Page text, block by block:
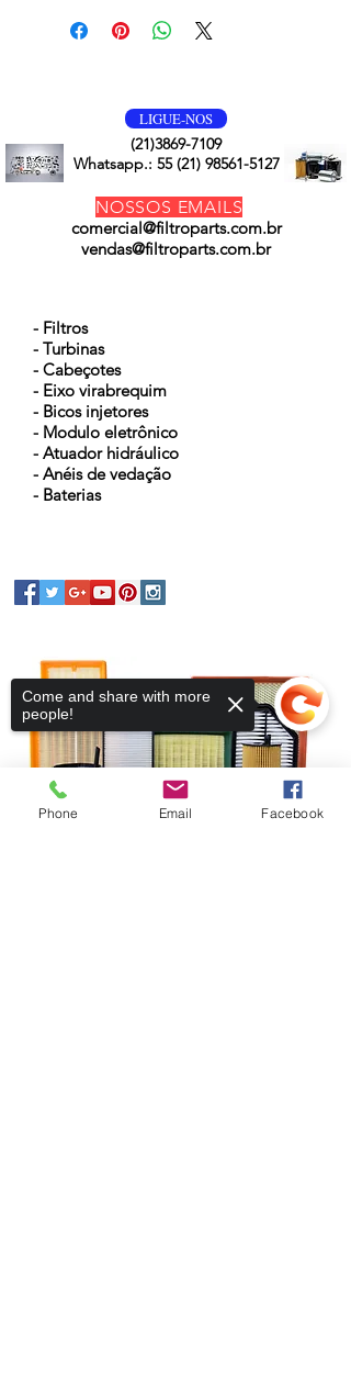
LIGUE-NOS
(21)3869-7109
Whatsapp.: 55 (21) 98561-5127
NOSSOS EMAILS
comercial@filtroparts.com.br
vendas@filtroparts.com.br
- Filtros
- Turbinas
- Cabeçotes
- Eixo virabrequim
- Bicos injetores
- Modulo eletrônico
- Atuador hidráulico
- Anéis de vedação
- Baterias
Phone Email Facebook
Come and share with more
people!